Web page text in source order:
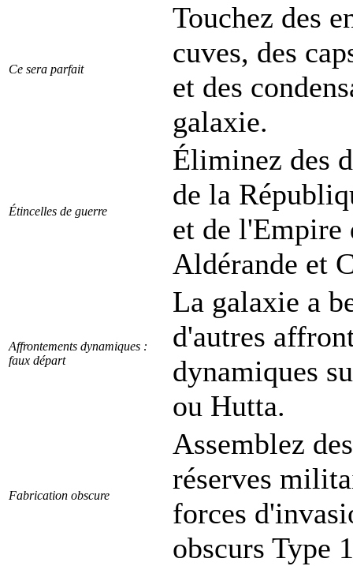
Ce sera parfait
Touchez des
cuves, des
et des
galaxie.
Étincelles de guerre
Éliminez des
de la
et de l'Empire
Aldérande et
Affrontements dynamiques :
faux départ
La galaxie a
d'autres
dynamiques
ou Hutta.
Fabrication obscure
Assemblez
réserves
forces
obscurs Type